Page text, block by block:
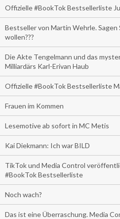
Offizielle #BookTok Bestsellerliste
Bestseller von Martin Wehrle. Sagen
wollen???
Die Akte Tengelmann und das
Milliardärs Karl-Erivan Haub
Offizielle #BookTok Bestsellerliste
Frauen im Kommen
Lesemotive ab sofort in MC Metis
Kai Diekmann: Ich war BILD
TikTok und Media Control
#BookTok Bestsellerliste
Noch wach?
Das ist eine Überraschung. Media